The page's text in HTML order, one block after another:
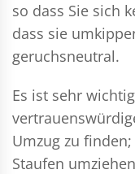
so dass Sie sich
dass sie
geruchsneutral.
Es ist sehr
Umzug zu
Staufen